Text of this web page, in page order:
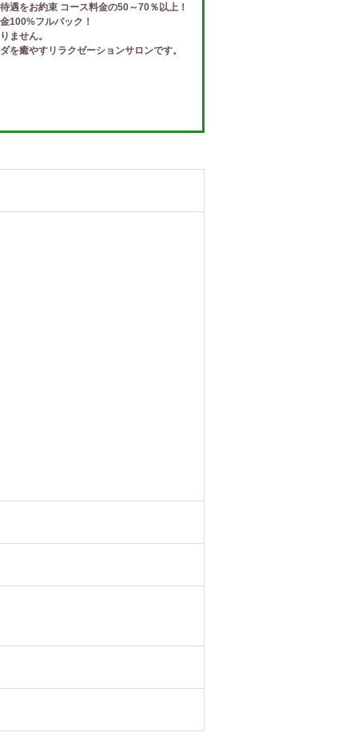
遇をお約束 コース料金の50～70％以上！
100%フルバック！
ません。
を癒やすリラクゼーションサロンです。